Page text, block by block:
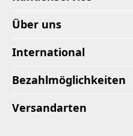
Über uns
International
Bezahlmöglichkeiten
Versandarten